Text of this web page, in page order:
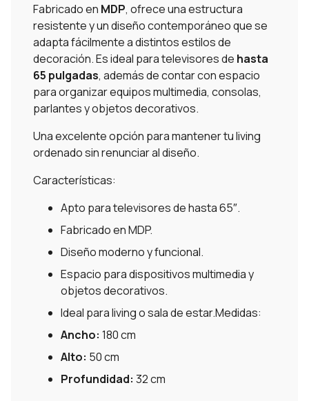
Fabricado en MDP, ofrece una estructura
resistente y un diseño contemporáneo que se
adapta fácilmente a distintos estilos de
decoración. Es ideal para televisores de hasta
65 pulgadas, además de contar con espacio
para organizar equipos multimedia, consolas,
parlantes y objetos decorativos.
Una excelente opción para mantener tu living
ordenado sin renunciar al diseño.
Características:
Apto para televisores de hasta 65″.
Fabricado en MDP.
Diseño moderno y funcional.
Espacio para dispositivos multimedia y
objetos decorativos.
Ideal para living o sala de estar.Medidas:
Ancho: 180 cm
Alto: 50 cm
Profundidad: 32 cm